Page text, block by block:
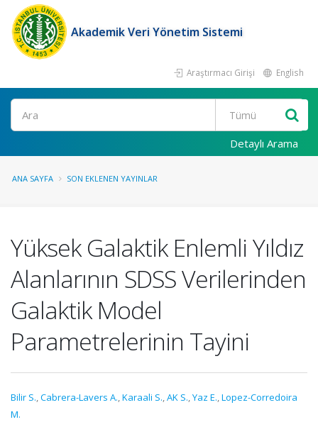
Akademik Veri Yönetim Sistemi
Araştırmacı Girişi English
Ara
Detaylı Arama
ANA SAYFA SON EKLENEN YAYINLAR
Yüksek Galaktik Enlemli Yıldız
Alanlarının SDSS Verilerinden
Galaktik Model
Parametrelerinin Tayini
Bilir S.,Cabrera-Lavers A.,Karaali S.,AK S.,Yaz E.,Lopez-Corredoira
M.